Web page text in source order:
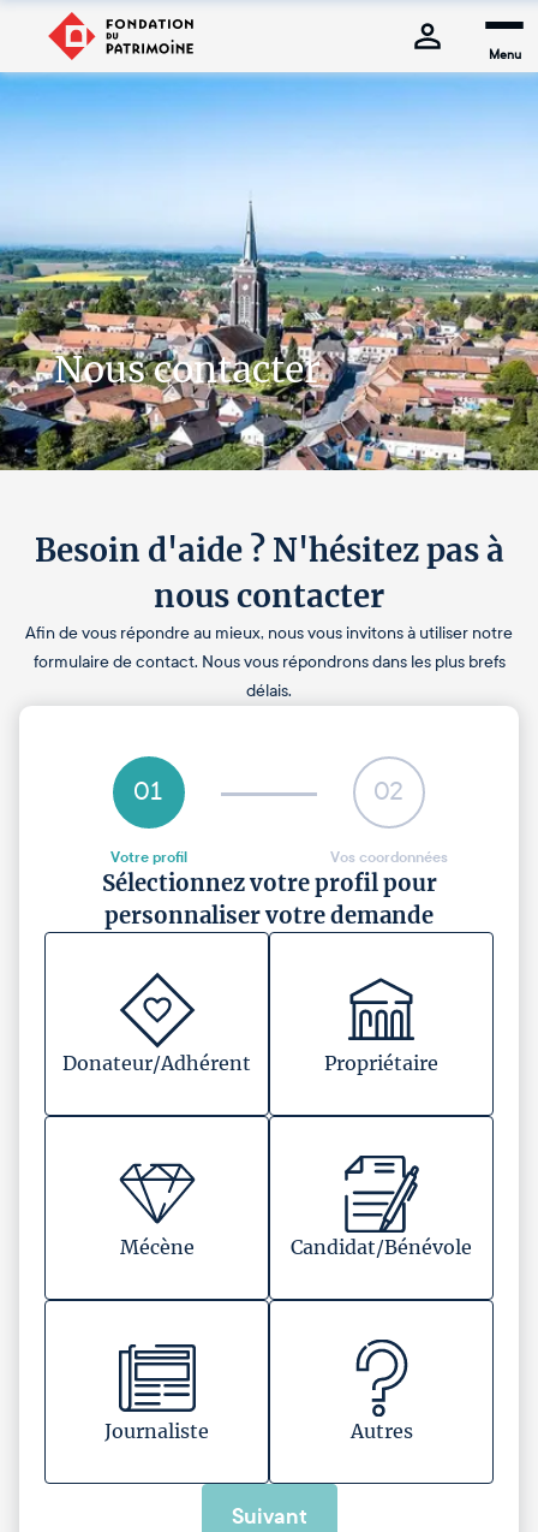
Menu
Nous contacter
Besoin d'aide ? N'hésitez pas à
nous contacter
Afin de vous répondre au mieux, nous vous invitons à utiliser notre
formulaire de contact. Nous vous répondrons dans les plus brefs
délais.
01
Votre profil
02
Vos coordonnées
Sélectionnez votre profil pour
personnaliser votre demande
Donateur/Adhérent Propriétaire
Mécène Candidat/Bénévole
Journaliste Autres
Suivant